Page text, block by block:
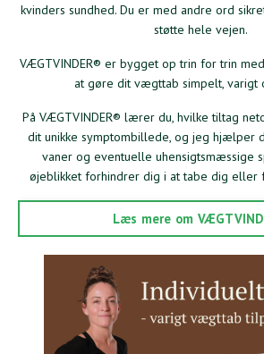
kvinders sundhed. Du er med andre ord
støtte hele vejen.
VÆGTVINDER® er bygget op trin for trin
at gøre dit vægttab simpelt, varigt
På VÆGTVINDER® lærer du, hvilke tiltag
dit unikke symptombillede, og jeg hjælper
vaner og eventuelle uhensigtsmæssige
øjeblikket forhindrer dig i at tabe dig eller
Læs mere om